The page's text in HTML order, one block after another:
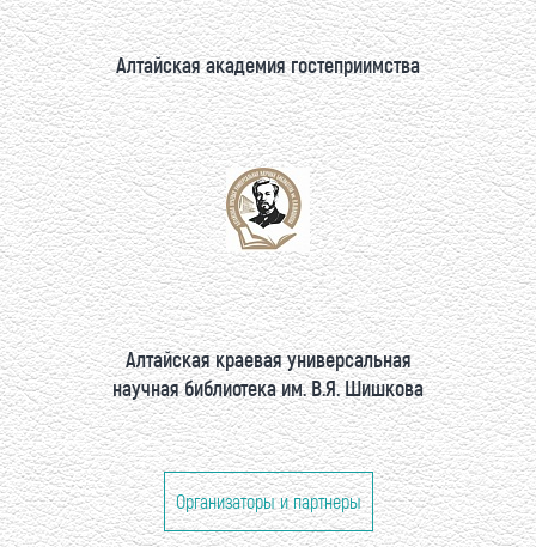
Алтайская академия гостеприимства
Алтайская краевая универсальная
научная библиотека им. В.Я. Шишкова
Организаторы и партнеры